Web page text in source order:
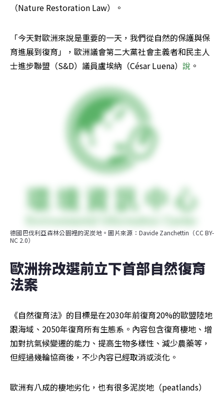
（Nature Restoration Law）。
「今天對歐洲來說是重要的一天，我們從自然的保護與保
育進展到復育」，歐洲議會第二大黨社會主義者和民主人
士進步聯盟（S&D）議員盧埃納（César Luena） 說 。
德國巴伐利亞森林公園裡的泥炭地。圖片來源：Davide Zanchettin（CC BY-
NC 2.0）
歐洲拚改選前立下首部自然復育
法案
《自然復育法》的目標是在2030年前復育20%的歐盟陸地
跟海域、2050年復育所有生態系。內容包含復育棲地、增
加對抗氣候變遷的能力、提高生物多樣性、減少農藥等，
但經過幾輪協商後，不少內容已經取消或淡化。
歐洲有八成的棲地劣化，也有很多泥炭地（peatlands）